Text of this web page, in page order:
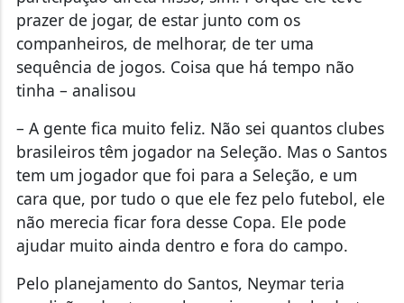
tinha – analisou
– A gente fica muito feliz. Não sei quantos clubes
brasileiros têm jogador na Seleção. Mas o Santos
tem um jogador que foi para a Seleção, e um
cara que, por tudo o que ele fez pelo futebol, ele
não merecia ficar fora desse Copa. Ele pode
ajudar muito ainda dentro e fora do campo.
Pelo planejamento do Santos, Neymar teria
condições de atuar pela equipe no duelo desta
terça-feira. Entretanto, a presença do camisa 10 é
tratada como improvável.